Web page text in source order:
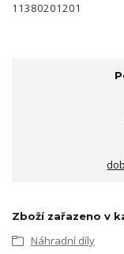
11380201201
Zboží zařazeno v
Náhradní díly